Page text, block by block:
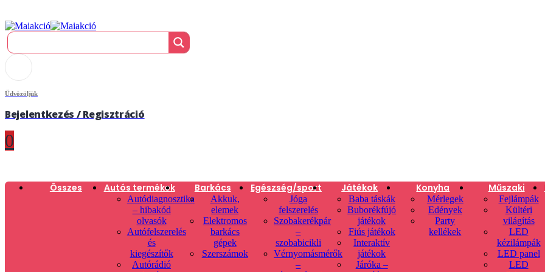
Üdvözöljük
Bejelentkezés / Regisztráció
0
Összes Autós termékek
Autódiagnosztika
– hibakód
olvasók
Autófelszerelés
és
kiegészítők
Autórádió
Barkács
Akkuk,
elemek
Elektromos
barkács
gépek
Szerszámok
Egészség/sport
Jóga
felszerelés
Szobakerékpár
–
szobabicikli
Vérnyomásmérők
–
Játékok
Baba táskák
Buborékfújó
játékok
Fiús játékok
Interaktív
játékok
Járóka –
Konyha
Mérlegek
Edények
Party
kellékek
Műszaki
Fejlámpák
Kültéri
világítás
LED
kézilámpák
LED panel
LED